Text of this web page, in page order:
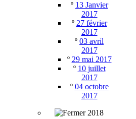
º 13 Janvier
2017
º 27 février
2017
º 03 avril
2017
º 29 mai 2017
º 10 juillet
2017
º 04 octobre
2017
2018